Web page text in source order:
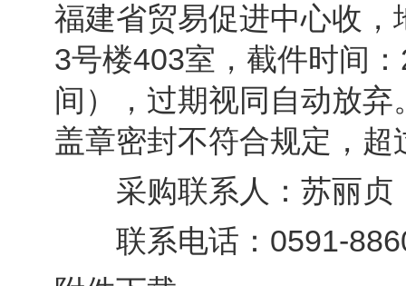
福建省贸易促进中心收
3号楼403室，截件时间
间），过期视同自动放
盖章密封不符合规定，
采购联系人：苏丽贞
联系电话：0591-